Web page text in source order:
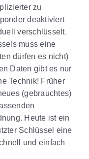
zu
deaktiviert
verschlüsselt.
muss eine
dürfen es nicht)
Daten gibt es nur
Technik! Früher
(gebrauchtes)
Heute ist ein
Schlüssel eine
und einfach